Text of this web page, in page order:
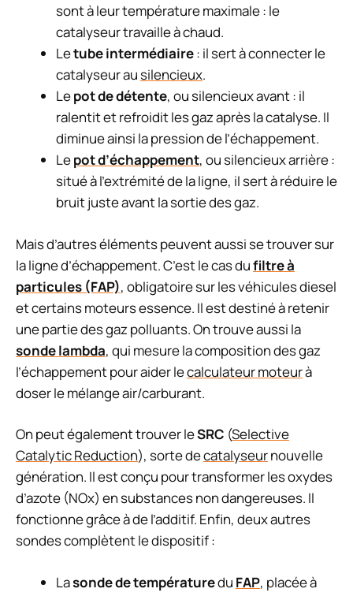
sont à leur température maximale : le
catalyseur travaille à chaud.
Letube intermédiaire: il sert à connecter le
catalyseur ausilencieux.
Lepot de détente, ou silencieux avant : il
ralentit et refroidit les gaz après la catalyse. Il
diminue ainsi la pression de l’échappement.
Lepot d’échappement, ou silencieux arrière :
situé à l’extrémité de la ligne, il sert à réduire le
bruit juste avant la sortie des gaz.
Mais d’autres éléments peuvent aussi se trouver sur
la ligne d’échappement. C’est le cas dufiltre à
particules (FAP), obligatoire sur les véhicules diesel
et certains moteurs essence. Il est destiné à retenir
une partie des gaz polluants. On trouve aussi la
sonde lambda, qui mesure la composition des gaz
l’échappement pour aider lecalculateur moteurà
doser le mélange air/carburant.
On peut également trouver leSRC (Selective
Catalytic Reduction), sorte decatalyseurnouvelle
génération. Il est conçu pour transformer les oxydes
d’azote (NOx) en substances non dangereuses. Il
fonctionne grâce à de l’additif. Enfin, deux autres
sondes complètent le dispositif :
Lasonde de températuredu FAP, placée à